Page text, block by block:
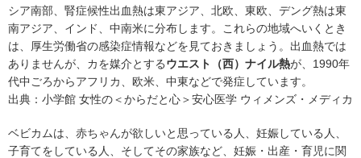
シア南部、腎症候性出血熱は東アジア、北欧、東欧、デング熱は東
南アジア、インド、中南米に分布します。これらの地域へいくとき
は、厚生労働省の感染症情報などを見ておきましょう。出血熱では
ありませんが、カを媒介とするウエスト（西）ナイル熱が、1990年
代中ごろからアフリカ、欧米、中東などで発症しています。
出典： 小学館 女性の＜からだと心＞安心医学 ウィメンズ・メディカ
ベビカムは、赤ちゃんが欲しいと思っている人、妊娠している人、
子育てをしている人、そしてその家族など、妊娠・出産・育児に関